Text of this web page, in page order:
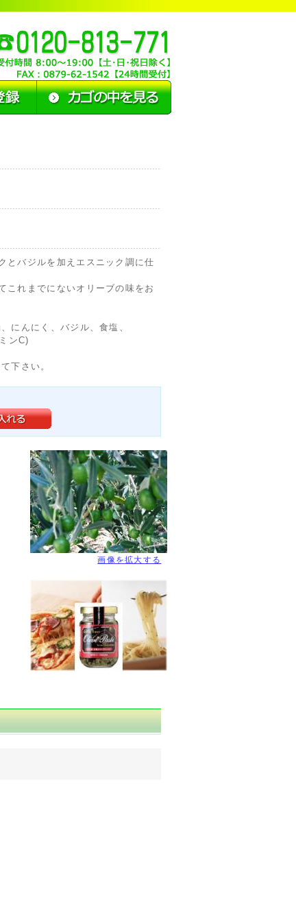
とバジルを加えエスニック調に仕
これまでにないオリーブの味をお
にんにく、バジル、食塩、
ンC)
下さい。
画像を拡大する